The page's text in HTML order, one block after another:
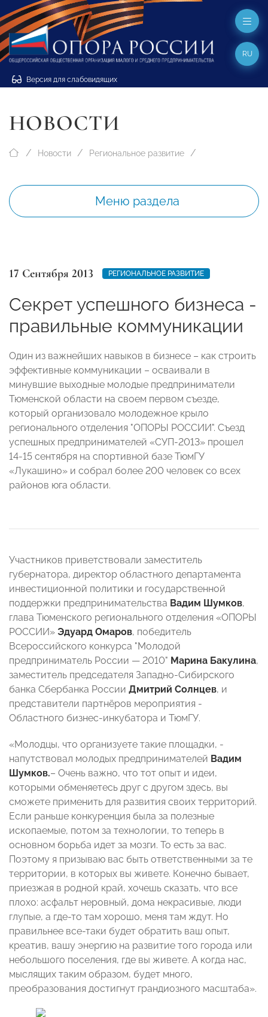
Версия для слабовидящих
RU
НОВОСТИ
Новости Региональное развитие
Меню раздела
17 Сентября 2013 РЕГИОНАЛЬНОЕ РАЗВИТИЕ
Секрет успешного бизнеса -
правильные коммуникации
Один из важнейших навыков в бизнесе – как строить
эффективные коммуникации – осваивали в
минувшие выходные молодые предприниматели
Тюменской области на своем первом съезде,
который организовало молодежное крыло
регионального отделения "ОПОРЫ РОССИИ". Съезд
успешных предпринимателей «СУП-2013» прошел
14-15 сентября на спортивной базе ТюмГУ
«Лукашино» и собрал более 200 человек со всех
районов юга области.
Участников приветствовали заместитель
губернатора, директор областного департамента
инвестиционной политики и государственной
поддержки предпринимательства Вадим Шумков,
глава Тюменского регионального отделения «ОПОРЫ
РОССИИ» Эдуард Омаров, победитель
Всероссийского конкурса "Молодой
предприниматель России — 2010" Марина Бакулина,
заместитель председателя Западно-Сибирского
банка Сбербанка России Дмитрий Солнцев, и
представители партнёров мероприятия -
Областного бизнес-инкубатора и ТюмГУ.
«Молодцы, что организуете такие площадки, -
напутствовал молодых предпринимателей Вадим
Шумков.– Очень важно, что тот опыт и идеи,
которыми обменяетесь друг с другом здесь, вы
сможете применить для развития своих территорий.
Если раньше конкуренция была за полезные
ископаемые, потом за технологии, то теперь в
основном борьба идет за мозги. То есть за вас.
Поэтому я призываю вас быть ответственными за те
территории, в которых вы живете. Конечно бывает,
приезжая в родной край, хочешь сказать, что все
плохо: асфальт неровный, дома некрасивые, люди
глупые, а где-то там хорошо, меня там ждут. Но
правильнее все-таки будет обратить ваш опыт,
креатив, вашу энергию на развитие того города или
небольшого поселения, где вы живете. А когда нас,
мыслящих таким образом, будет много,
преобразования достигнут грандиозного масштаба».